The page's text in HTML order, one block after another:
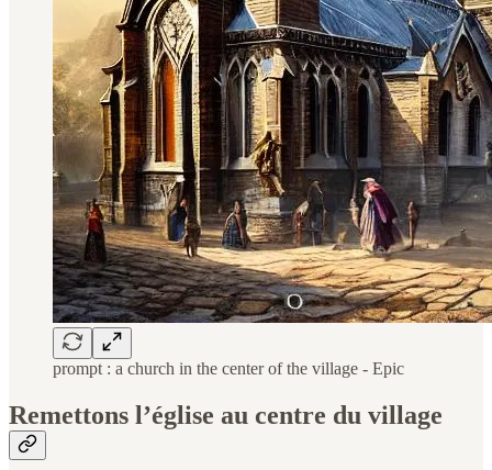
prompt : a church in the center of the village - Epic
Remettons l’église au centre du village